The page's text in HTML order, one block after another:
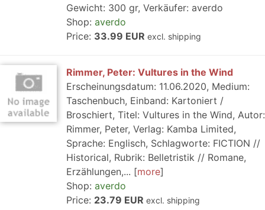
Gewicht: 300 gr, Verkäufer: averdo
Shop: averdo
Price: 33.99 EUR excl. shipping
Rimmer, Peter: Vultures in the Wind
Erscheinungsdatum: 11.06.2020, Medium:
Taschenbuch, Einband: Kartoniert /
Broschiert, Titel: Vultures in the Wind, Autor:
Rimmer, Peter, Verlag: Kamba Limited,
Sprache: Englisch, Schlagworte: FICTION //
Historical, Rubrik: Belletristik // Romane,
Erzählungen,...
more
Shop: averdo
Price: 23.79 EUR excl. shipping